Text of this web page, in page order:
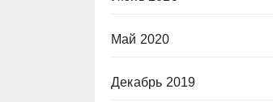
Май 2020
Декабрь 2019